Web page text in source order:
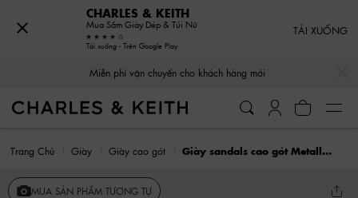
Miễn phí vận chuyển cho khách hàng mới
Trang Chủ Giày Giày cao gót Giày sandals cao gót Metallic-Bar
MUA SẢN PHẨM TƯƠNG TỰ
CHARLES & KEITH
Mua Sắm Giày Dép & Túi Nữ
Tải xuống - Trên Google Play
TẢI XUỐNG